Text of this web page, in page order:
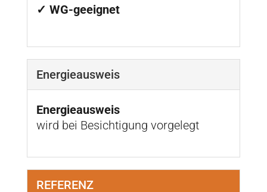
✓ WG-geeignet
Energieausweis
Energieausweis
wird bei Besichtigung vorgelegt
REFERENZ